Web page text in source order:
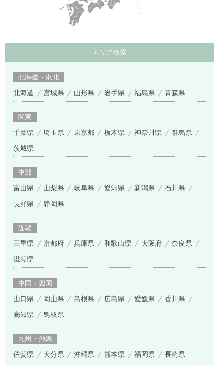
エリア検索
北海道・東北
北海道 宮城県 山形県 岩手県 福島県 青森県
関東
千葉県 埼玉県 東京都 栃木県 神奈川県 群馬県
茨城県
中部
富山県 山梨県 岐阜県 愛知県 新潟県 石川県
長野県 静岡県
近畿
三重県 京都府 兵庫県 和歌山県 大阪府 奈良県
滋賀県
中国・四国
山口県 岡山県 島根県 広島県 愛媛県 香川県
高知県 鳥取県
九州・沖縄
佐賀県 大分県 沖縄県 熊本県 福岡県 長崎県